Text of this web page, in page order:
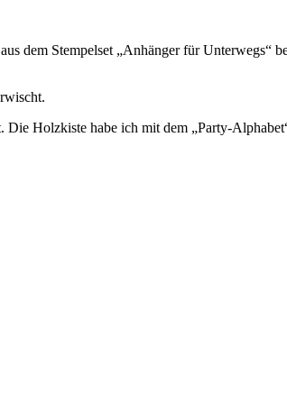
dem Stempelset „Anhänger für Unterwegs“
Die Holzkiste habe ich mit dem „Party-